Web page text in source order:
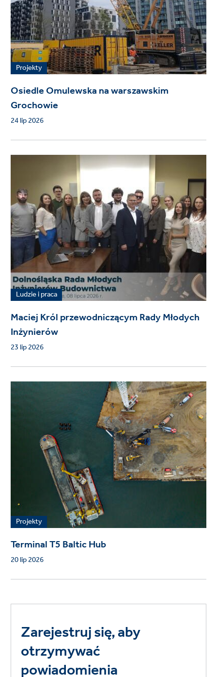
Projekty
Osiedle Omulewska na warszawskim
Grochowie
24 lip 2026
Ludzie i praca
Maciej Król przewodniczącym Rady Młodych
Inżynierów
23 lip 2026
Projekty
Terminal T5 Baltic Hub
20 lip 2026
Zarejestruj się, aby
otrzymywać
powiadomienia